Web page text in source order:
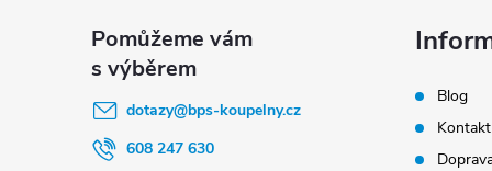
dotazy@bps-koupelny.cz
608 247 630
Blog
Kontakt